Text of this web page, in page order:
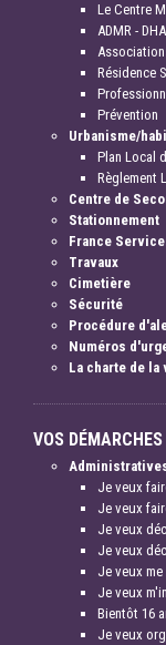
Le Centre
ADMR -
Résidence
Prévention
Urbanisme/
Plan Local
Règlement
Centre de
Stationnement
France
Travaux
Cimetière
Sécurité
Procédure
Numéros
La charte de
VOS DÉMARCHES
Je veux
Je veux
Je veux
Je veux
Je veux
Je veux
Bientôt 16
Je veux